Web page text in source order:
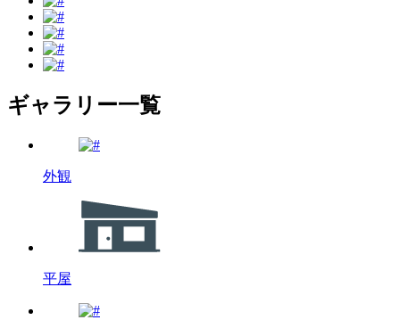
ギャラリー一覧
外観
平屋